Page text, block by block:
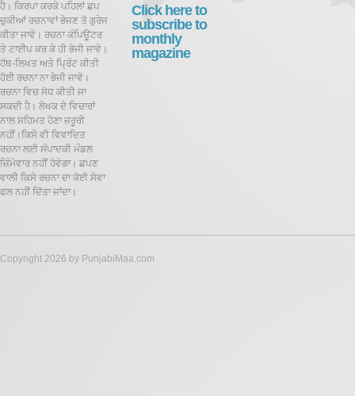
ਹੈ। ਕਿਰਪਾ ਕਰਕੇ ਪਹਿਲਾਂ ਛਪ
ਚੁਕੀਆਂ ਰਚਨਾਵਾਂ ਭੇਜਣ ਤੋ ਗੁਰੇਜ
ਕੀਤਾ ਜਾਵੇ। ਰਚਨਾ ਕੰਪਿਊਟਰ
ਤੇ ਟਾਈਪ ਕਰ ਕੇ ਹੀ ਭੇਜੀ ਜਾਵੇ।
ਹੱਥ-ਲਿਖਤ ਅਤੇ ਪ੍ਰਿੰਟ ਕੀਤੀ
ਹੋਈ ਰਚਨਾ ਨਾ ਭੇਜੀ ਜਾਵੇ।
ਰਚਨਾ ਵਿਚ ਸੋਧ ਕੀਤੀ ਜਾ
ਸਕਦੀ ਹੈ। ਲੇਖਕ ਦੇ ਵਿਚਾਰਾਂ
ਨਾਲ ਸਹਿਮਤ ਹੋਣਾ ਜ਼ਰੂਰੀ
ਨਹੀਂ।ਕਿਸੇ ਵੀ ਵਿਵਾਦਿਤ
ਰਚਨਾ ਲਈ ਸੰਪਾਦਕੀ ਮੰਡਲ
ਜ਼ਿੰਮੇਵਾਰ ਨਹੀਂ ਹੋਵੇਗਾ। ਛਪਣ
ਵਾਲੀ ਕਿਸੇ ਰਚਨਾ ਦਾ ਕੋਈ ਸੇਵਾ
ਫਲ ਨਹੀਂ ਦਿੱਤਾ ਜਾਂਦਾ।
Click here to
subscribe to
monthly
magazine
Copyright 2026 by PunjabiMaa.com